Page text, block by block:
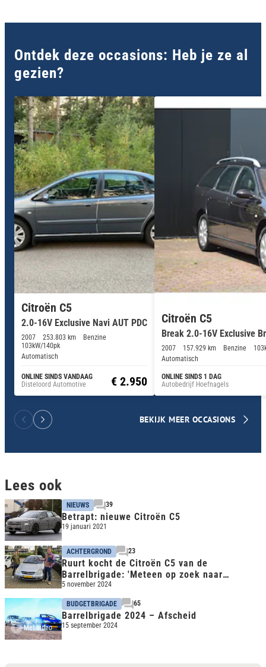
Ontdek deze occasions: Heb je ze al
gezien?
Citroën C5
2.0-16V Exclusive Navi AUT PDC
2007 253.803 km
Benzine
103kW/140pk
Automatisch
ONLINE SINDS VANDAAG
Disteloord Automotive
€ 2.950
Citroën C5
Break 2.0-16V Exclusive
2007 157.929 km Benzine
Automatisch
ONLINE SINDS 1 DAG
Autobedrijf Hoefnagels
BEKIJK MEER OCCASIONS
Lees ook
NIEUWS 39
Betrapt: nieuwe Citroën C5
19 januari 2021
ACHTERGROND 23
Ruurt kocht de Citroën C5 van de
Barrelbrigade: 'Meteen op zoek naar
originele wielen'
5 november 2024
Met video
BUDGETBRIGADE 65
Barrelbrigade 2024 – Afscheid
15 september 2024